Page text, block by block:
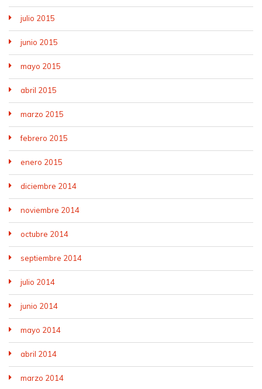
julio 2015
junio 2015
mayo 2015
abril 2015
marzo 2015
febrero 2015
enero 2015
diciembre 2014
noviembre 2014
octubre 2014
septiembre 2014
julio 2014
junio 2014
mayo 2014
abril 2014
marzo 2014